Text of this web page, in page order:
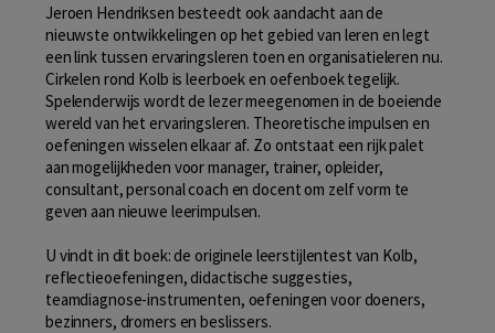
Jeroen Hendriksen besteedt ook aandacht aan de
nieuwste ontwikkelingen op het gebied van leren en legt
een link tussen ervaringsleren toen en organisatieleren nu.
Cirkelen rond Kolb is leerboek en oefenboek tegelijk.
Spelenderwijs wordt de lezer meegenomen in de boeiende
wereld van het ervaringsleren. Theoretische impulsen en
oefeningen wisselen elkaar af. Zo ontstaat een rijk palet
aan mogelijkheden voor manager, trainer, opleider,
consultant, personal coach en docent om zelf vorm te
geven aan nieuwe leerimpulsen.
U vindt in dit boek: de originele leerstijlentest van Kolb,
reflectieoefeningen, didactische suggesties,
teamdiagnose-instrumenten, oefeningen voor doeners,
bezinners, dromers en beslissers.